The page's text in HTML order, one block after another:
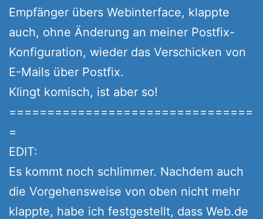
Empfänger übers Webinterface, klappte
auch, ohne Änderung an meiner Postfix-
Konfiguration, wieder das Verschicken von
E-Mails über Postfix.
Klingt komisch, ist aber so!
================================
=
EDIT:
Es kommt noch schlimmer. Nachdem auch
die Vorgehensweise von oben nicht mehr
klappte, habe ich festgestellt, dass Web.de